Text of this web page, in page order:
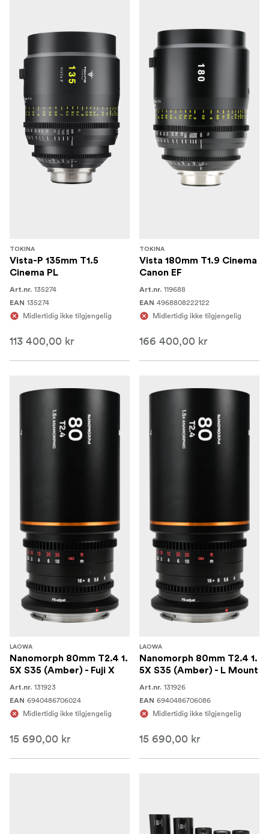
TOKINA
Vista-P 135mm T1.5
Cinema PL
Art.nr. 135274
EAN 135274
Midlertidig ikke tilgjengelig
113 400,00 kr
TOKINA
Vista 180mm T1.9 Cinema
Canon EF
Art.nr. 119688
EAN 4968808222122
Midlertidig ikke tilgjengelig
166 400,00 kr
LAOWA
Nanomorph 80mm T2.4 1.
5X S35 (Amber) - Fuji X
Art.nr. 131923
EAN 6940486706024
Midlertidig ikke tilgjengelig
15 690,00 kr
LAOWA
Nanomorph 80mm T2.4 1.
5X S35 (Amber) - L Mount
Art.nr. 131926
EAN 6940486706086
Midlertidig ikke tilgjengelig
15 690,00 kr